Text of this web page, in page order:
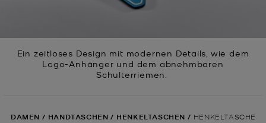
Ein zeitloses Design mit modernen Details, wie dem
Logo-Anhänger und dem abnehmbaren
Schulterriemen.
DAMEN / HANDTASCHEN / HENKELTASCHEN / HENKELTASCHE